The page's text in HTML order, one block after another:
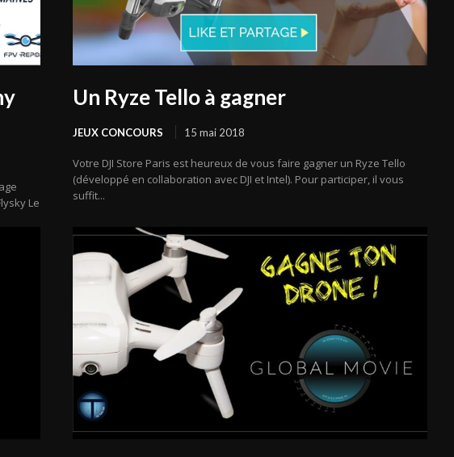
Le
Un Ryze Tello à gagner
JEUX CONCOURS 15 mai 2018
Votre DJI Store Paris est heureux de vous faire gagner un Ryze Tello
(développé en collaboration avec DJI et Intel). Pour participer, il vous
suffit...